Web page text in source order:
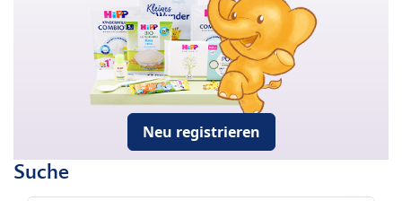
Neu registrieren
Suche